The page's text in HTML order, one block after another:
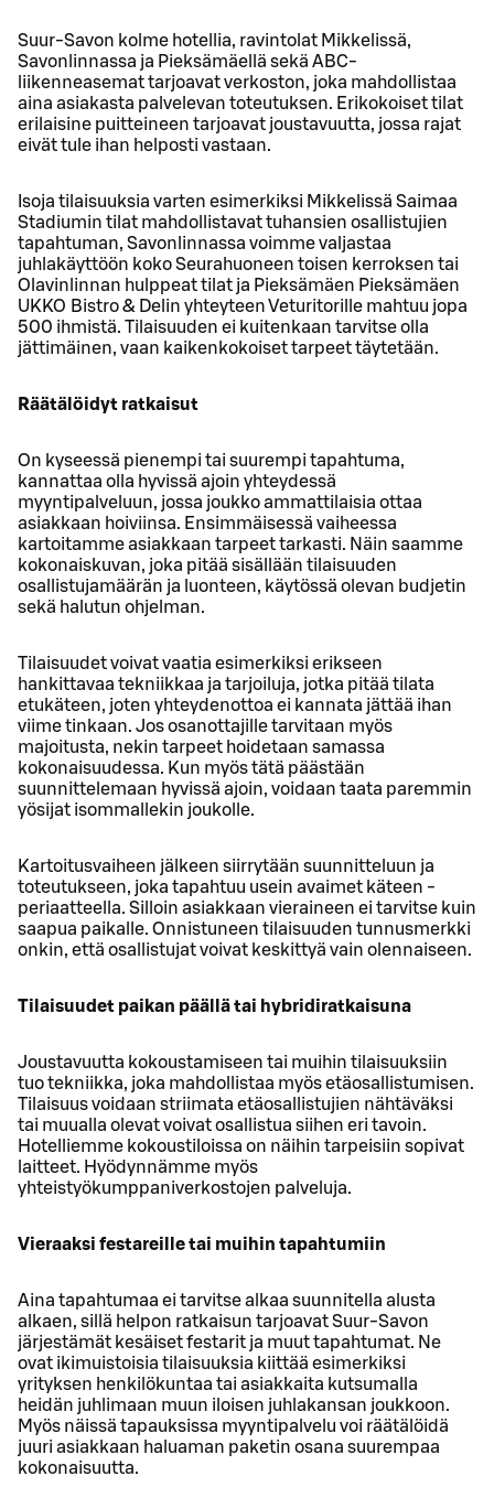
Suur-Savon kolme hotellia, ravintolat Mikkelissä,
Savonlinnassa ja Pieksämäellä sekä ABC-
liikenneasemat tarjoavat verkoston, joka mahdollistaa
aina asiakasta palvelevan toteutuksen. Erikokoiset tilat
erilaisine puitteineen tarjoavat joustavuutta, jossa rajat
eivät tule ihan helposti vastaan.
Isoja tilaisuuksia varten esimerkiksi Mikkelissä Saimaa
Stadiumin tilat mahdollistavat tuhansien osallistujien
tapahtuman, Savonlinnassa voimme valjastaa
juhlakäyttöön koko Seurahuoneen toisen kerroksen tai
Olavinlinnan hulppeat tilat ja Pieksämäen Pieksämäen
UKKO Bistro & Delin yhteyteen Veturitorille mahtuu jopa
500 ihmistä. Tilaisuuden ei kuitenkaan tarvitse olla
jättimäinen, vaan kaikenkokoiset tarpeet täytetään.
Räätälöidyt ratkaisut
On kyseessä pienempi tai suurempi tapahtuma,
kannattaa olla hyvissä ajoin yhteydessä
myyntipalveluun, jossa joukko ammattilaisia ottaa
asiakkaan hoiviinsa. Ensimmäisessä vaiheessa
kartoitamme asiakkaan tarpeet tarkasti. Näin saamme
kokonaiskuvan, joka pitää sisällään tilaisuuden
osallistujamäärän ja luonteen, käytössä olevan budjetin
sekä halutun ohjelman.
Tilaisuudet voivat vaatia esimerkiksi erikseen
hankittavaa tekniikkaa ja tarjoiluja, jotka pitää tilata
etukäteen, joten yhteydenottoa ei kannata jättää ihan
viime tinkaan. Jos osanottajille tarvitaan myös
majoitusta, nekin tarpeet hoidetaan samassa
kokonaisuudessa. Kun myös tätä päästään
suunnittelemaan hyvissä ajoin, voidaan taata paremmin
yösijat isommallekin joukolle.
Kartoitusvaiheen jälkeen siirrytään suunnitteluun ja
toteutukseen, joka tapahtuu usein avaimet käteen -
periaatteella. Silloin asiakkaan vieraineen ei tarvitse kuin
saapua paikalle. Onnistuneen tilaisuuden tunnusmerkki
onkin, että osallistujat voivat keskittyä vain olennaiseen.
Tilaisuudet paikan päällä tai hybridiratkaisuna
Joustavuutta kokoustamiseen tai muihin tilaisuuksiin
tuo tekniikka, joka mahdollistaa myös etäosallistumisen.
Tilaisuus voidaan striimata etäosallistujien nähtäväksi
tai muualla olevat voivat osallistua siihen eri tavoin.
Hotelliemme kokoustiloissa on näihin tarpeisiin sopivat
laitteet. Hyödynnämme myös
yhteistyökumppaniverkostojen palveluja.
Vieraaksi festareille tai muihin tapahtumiin
Aina tapahtumaa ei tarvitse alkaa suunnitella alusta
alkaen, sillä helpon ratkaisun tarjoavat Suur-Savon
järjestämät kesäiset festarit ja muut tapahtumat. Ne
ovat ikimuistoisia tilaisuuksia kiittää esimerkiksi
yrityksen henkilökuntaa tai asiakkaita kutsumalla
heidän juhlimaan muun iloisen juhlakansan joukkoon.
Myös näissä tapauksissa myyntipalvelu voi räätälöidä
juuri asiakkaan haluaman paketin osana suurempaa
kokonaisuutta.